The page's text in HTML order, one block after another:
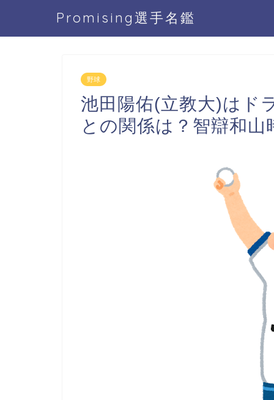
Promising選手名鑑
野球
池田陽佑(立教大)はド
との関係は？智辯和山